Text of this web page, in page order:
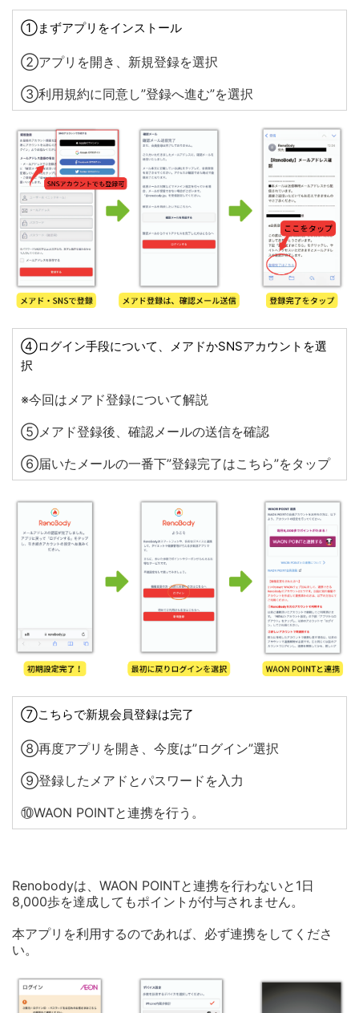
①まずアプリをインストール
②アプリを開き、新規登録を選択
③利用規約に同意し”登録へ進む”を選択
④ログイン手段について、メアドかSNSアカウントを選
択
※今回はメアド登録について解説
⑤メアド登録後、確認メールの送信を確認
⑥届いたメールの一番下”登録完了はこちら”をタップ
⑦こちらで新規会員登録は完了
⑧再度アプリを開き、今度は”ログイン”選択
⑨登録したメアドとパスワードを入力
⑩WAON POINTと連携を行う。
Renobodyは、WAON POINTと連携を行わないと1日
8,000歩を達成してもポイントが付与されません。
本アプリを利用するのであれば、必ず連携をしてくださ
い。